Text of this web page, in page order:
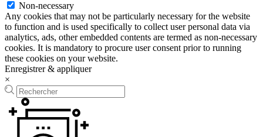
Non-necessary
Any cookies that may not be particularly necessary for the website
to function and is used specifically to collect user personal data via
analytics, ads, other embedded contents are termed as non-necessary
cookies. It is mandatory to procure user consent prior to running
these cookies on your website.
Enregistrer & appliquer
×